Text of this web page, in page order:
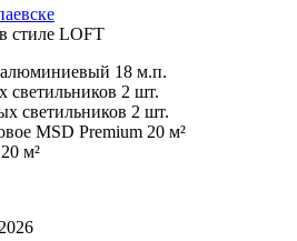
стиле LOFT
18 м.п.
светильников 2 шт.
светильников 2 шт.
MSD Premium 20 м²
20 м²